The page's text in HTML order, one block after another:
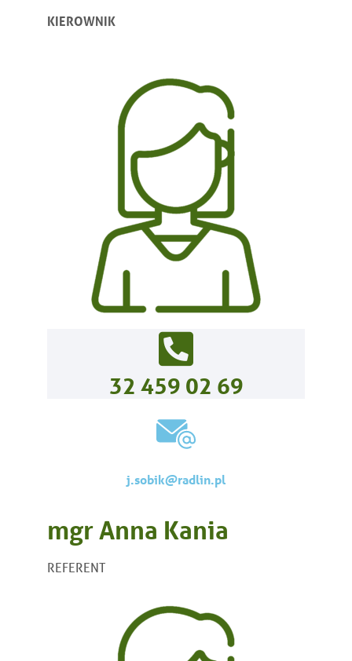
KIEROWNIK
32 459 02 69
j.sobik@radlin.pl
mgr Anna Kania
REFERENT